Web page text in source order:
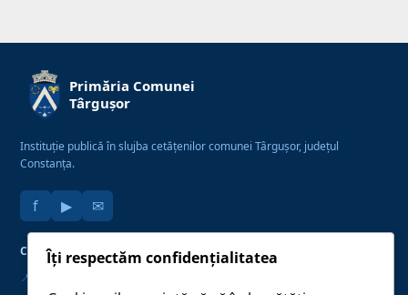
Primăria Comunei
Târgușor
Instituție publică în slujba cetățenilor comunei Târgușor, județul
Constanța.
f ▶ ✉
CONTACT
📍
LINK-URI UTILE
Îți respectăm confidențialitatea